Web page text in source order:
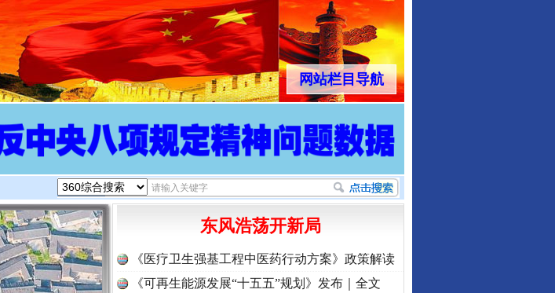
网站栏目导航
东风浩荡开新局
《医疗卫生强基工程中医药行动方案》政策解读
《可再生能源发展“十五五”规划》发布｜全文